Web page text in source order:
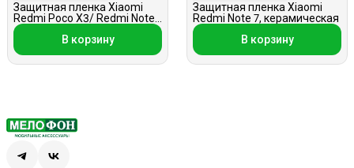
Защитная пленка Xiaomi
Redmi Poco X3/ Redmi Note
9 Pro, керамическая
В корзину
Защитная пленка Xiaomi
Redmi Note 7, керамическая
В корзину